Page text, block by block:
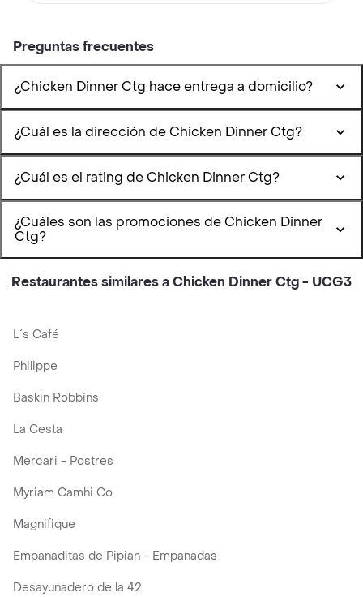
Preguntas frecuentes
¿Chicken Dinner Ctg hace entrega a domicilio?
¿Cuál es la dirección de Chicken Dinner Ctg?
¿Cuál es el rating de Chicken Dinner Ctg?
¿Cuáles son las promociones de Chicken Dinner
Ctg?
Restaurantes similares a Chicken Dinner Ctg - UCG3
L´s Café
Philippe
Baskin Robbins
La Cesta
Mercari - Postres
Myriam Camhi Co
Magnifique
Empanaditas de Pipian - Empanadas
Desayunadero de la 42